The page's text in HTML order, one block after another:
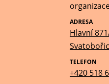
ADRESA
Hlavní
TELEFON
+420 518